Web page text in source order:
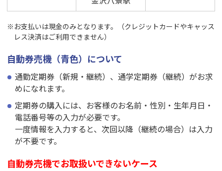
お支払いは現金のみとなります。（クレジットカードやキャッス
レス決済はご利用できません）
自動券売機（青色）について
通勤定期券（新規・継続）、通学定期券（継続）がお求
めになれます。
定期券の購入には、お客様のお名前・性別・生年月日・
電話番号等の入力が必要です。
一度情報を入力すると、次回以降（継続の場合）は入力
が不要です。
自動券売機でお取扱いできないケース